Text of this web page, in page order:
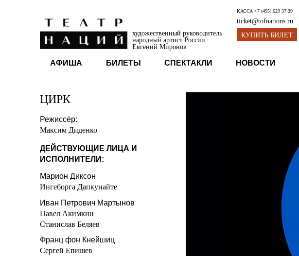
художественный руководитель
народный артист России
Евгений Миронов
КАССА +7 (495) 629 37 39
ticket@tofnations.ru
КУПИТЬ БИЛЕТ
АФИША БИЛЕТЫ СПЕКТАКЛИ НОВОСТИ
ЦИРК
Режиссёр:
Максим Диденко
ДЕЙСТВУЮЩИЕ ЛИЦА И
ИСПОЛНИТЕЛИ:
Марион Диксон
Ингеборга Дапкунайте
Иван Петрович Мартынов
Павел Акимкин
Станислав Беляев
Франц фон Кнейшиц
Сергей Епишев